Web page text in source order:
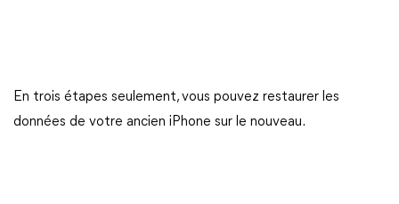
En trois étapes seulement, vous pouvez restaurer les
données de votre ancien iPhone sur le nouveau.